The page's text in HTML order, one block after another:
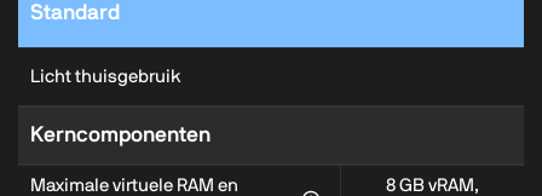
Standard
Licht thuisgebruik
Kerncomponenten
Maximale virtuele RAM en
8 GB vRAM,